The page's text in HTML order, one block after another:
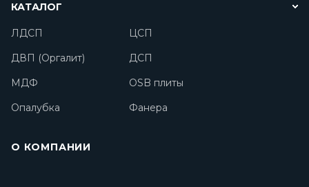
КАТАЛОГ
ЛДСП
ЦСП
ДВП (Оргалит)
ДСП
МДФ
OSB плиты
Опалубка
Фанера
О КОМПАНИИ